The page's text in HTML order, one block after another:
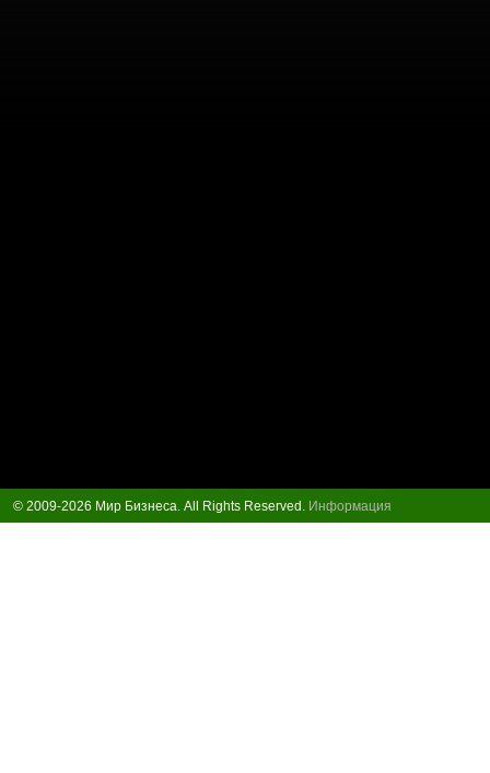
© 2009-2026 Мир Бизнеса. All Rights Reserved. Информация